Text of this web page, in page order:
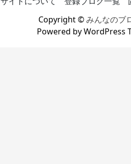
Copyright ©みんなのブ
Powered by WordPress